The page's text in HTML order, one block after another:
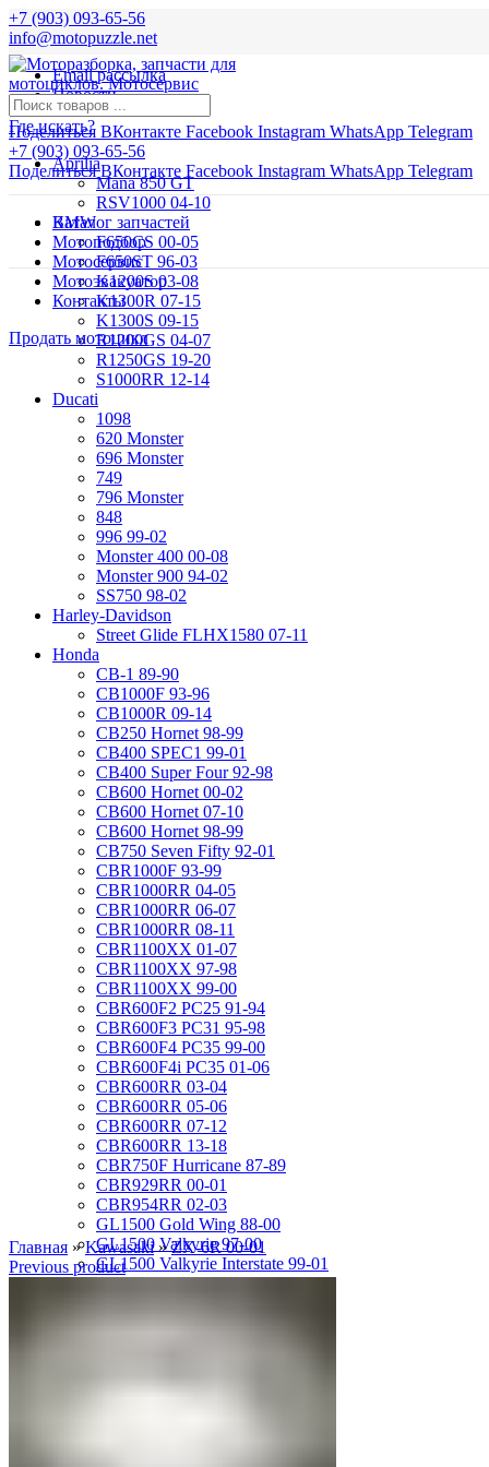
+7 (903) 093-65-56
info@motopuzzle.net
Email рассылка
Новости
Поделиться ВКонтакте Facebook Instagram WhatsApp Telegram
+7 (903) 093-65-56
Поделиться ВКонтакте Facebook Instagram WhatsApp Telegram
Где искать?
Aprilia
Mana 850 GT
RSV1000 04-10
BMW
F650CS 00-05
F650ST 96-03
K1200S 03-08
K1300R 07-15
K1300S 09-15
R1200GS 04-07
R1250GS 19-20
S1000RR 12-14
Ducati
1098
620 Monster
696 Monster
749
796 Monster
848
996 99-02
Monster 400 00-08
Monster 900 94-02
SS750 98-02
Harley-Davidson
Street Glide FLHX1580 07-11
Honda
CB-1 89-90
CB1000F 93-96
CB1000R 09-14
CB250 Hornet 98-99
CB400 SPEC1 99-01
CB400 Super Four 92-98
CB600 Hornet 00-02
CB600 Hornet 07-10
CB600 Hornet 98-99
CB750 Seven Fifty 92-01
CBR1000F 93-99
CBR1000RR 04-05
CBR1000RR 06-07
CBR1000RR 08-11
CBR1100XX 01-07
CBR1100XX 97-98
CBR1100XX 99-00
CBR600F2 PC25 91-94
CBR600F3 PC31 95-98
CBR600F4 PC35 99-00
CBR600F4i PC35 01-06
CBR600RR 03-04
CBR600RR 05-06
CBR600RR 07-12
CBR600RR 13-18
CBR750F Hurricane 87-89
CBR929RR 00-01
CBR954RR 02-03
GL1500 Gold Wing 88-00
GL1500 Valkyrie 97-00
GL1500 Valkyrie Interstate 99-01
GL1800 Gold Wing 01-10
VFR400R 89-93
Каталог запчастей
Мотоподбор
Мотосервис
Мотоэвакуатор
Контакты
Продать мотоцикл
Главная »Kawasaki»ZX-6R 00-01
Previous product